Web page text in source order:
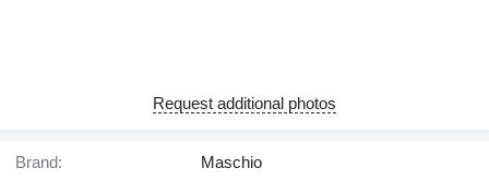
Request additional photos
Brand: Maschio